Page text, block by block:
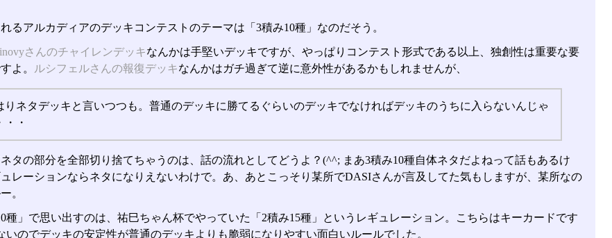
るアルカディアのデッキコンテストのテーマは「3積み10種」なのだそう。
さんのチャイレンデッキなんかは手堅いデッキですが、やっぱりコンテスト形式である以上、独創性は重要な要
よ。
ルシフェルさんの報復デッキなんかはガチ過ぎて逆に意外性があるかもしれませんが、
りネタデッキと言いつつも。普通のデッキに勝てるぐらいのデッキでなければデッキのうちに入らないんじゃ
・
タの部分を全部切り捨てちゃうのは、話の流れとしてどうよ？(^^; まあ3積み10種自体ネタだよねって話もあるけ
レーションならネタになりえないわけで。あ、あとこっそり某所でDASIさんが言及してた気もしますが、某所なの
。
種」で思い出すのは、祐巳ちゃん杯でやっていた「2積み15種」というレギュレーション。こちらはキーカードです
いのでデッキの安定性が普通のデッキよりも脆弱になりやすい面白いルールでした。